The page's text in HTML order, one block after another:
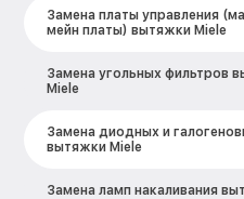
Замена платы управления
мейн платы) вытяжки Miele
Замена угольных фильтров
Miele
Замена диодных и
вытяжки Miele
Замена ламп накаливания